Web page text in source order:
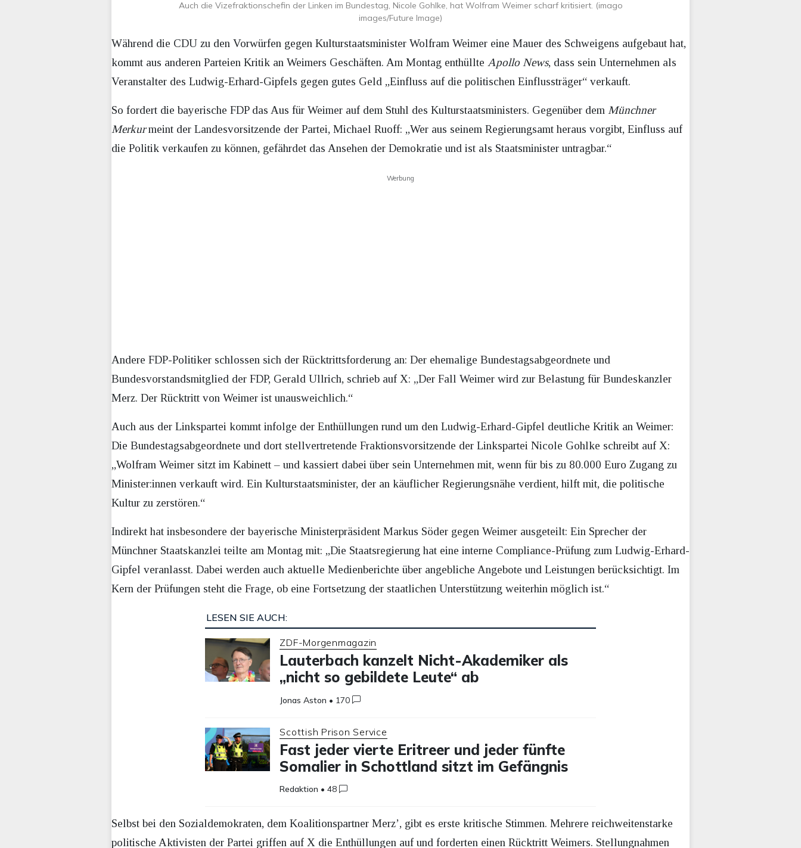
Auch die Vizefraktionschefin der Linken im Bundestag, Nicole Gohlke, hat Wolfram Weimer scharf kritisiert. (imago
images/Future Image)
Während die CDU zu den Vorwürfen gegen Kulturstaatsminister Wolfram Weimer eine Mauer des Schweigens aufgebaut hat,
kommt aus anderen Parteien Kritik an Weimers Geschäften. Am Montag enthüllte Apollo News, dass sein Unternehmen als
Veranstalter des Ludwig-Erhard-Gipfels gegen gutes Geld „Einfluss auf die politischen Einflussträger“ verkauft.
So fordert die bayerische FDP das Aus für Weimer auf dem Stuhl des Kulturstaatsministers. Gegenüber dem Münchner
Merkurmeint der Landesvorsitzende der Partei, Michael Ruoff: „Wer aus seinem Regierungsamt heraus vorgibt, Einfluss auf
die Politik verkaufen zu können, gefährdet das Ansehen der Demokratie und ist als Staatsminister untragbar.“
Werbung
Andere FDP-Politiker schlossen sich der Rücktrittsforderung an: Der ehemalige Bundestagsabgeordnete und
Bundesvorstandsmitglied der FDP, Gerald Ullrich, schrieb auf X: „Der Fall Weimer wird zur Belastung für Bundeskanzler
Merz. Der Rücktritt von Weimer ist unausweichlich.“
Auch aus der Linkspartei kommt infolge der Enthüllungen rund um den Ludwig-Erhard-Gipfel deutliche Kritik an Weimer:
Die Bundestagsabgeordnete und dort stellvertretende Fraktionsvorsitzende der Linkspartei Nicole Gohlke schreibt auf X:
„Wolfram Weimer sitzt im Kabinett – und kassiert dabei über sein Unternehmen mit, wenn für bis zu 80.000 Euro Zugang zu
Minister:innen verkauft wird. Ein Kulturstaatsminister, der an käuflicher Regierungsnähe verdient, hilft mit, die politische
Kultur zu zerstören.“
Indirekt hat insbesondere der bayerische Ministerpräsident Markus Söder gegen Weimer ausgeteilt: Ein Sprecher der
Münchner Staatskanzlei teilte am Montag mit: „Die Staatsregierung hat eine interne Compliance-Prüfung zum Ludwig-Erhard-
Gipfel veranlasst. Dabei werden auch aktuelle Medienberichte über angebliche Angebote und Leistungen berücksichtigt. Im
Kern der Prüfungen steht die Frage, ob eine Fortsetzung der staatlichen Unterstützung weiterhin möglich ist.“
LESEN SIE AUCH:
ZDF-Morgenmagazin
Lauterbach kanzelt Nicht-Akademiker als
„nicht so gebildete Leute“ ab
Jonas Aston • 170
Scottish Prison Service
Fast jeder vierte Eritreer und jeder fünfte
Somalier in Schottland sitzt im Gefängnis
Redaktion •48
Selbst bei den Sozialdemokraten, dem Koalitionspartner Merz’, gibt es erste kritische Stimmen. Mehrere reichweitenstarke
politische Aktivisten der Partei griffen auf X die Enthüllungen auf und forderten einen Rücktritt Weimers. Stellungnahmen